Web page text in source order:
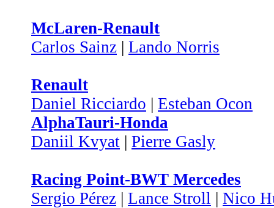
McLaren-Renault
Carlos Sainz | Lando Norris
Renault
Daniel Ricciardo | Esteban Ocon
AlphaTauri-Honda
Daniil Kvyat | Pierre Gasly
Racing Point-BWT Mercedes
Sergio Pérez | Lance Stroll | Nico